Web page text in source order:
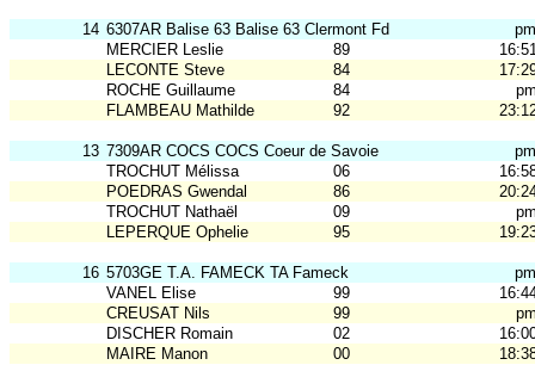
14 6307AR Balise 63 Balise 63 Clermont Fd
pm
MERCIER Leslie
89
LECONTE Steve
84
ROCHE Guillaume
84
FLAMBEAU Mathilde
92
13 7309AR COCS COCS Coeur de Savoie
pm
TROCHUT Mélissa
06
POEDRAS Gwendal
86
TROCHUT Nathaël
09
LEPERQUE Ophelie
95
16 5703GE T.A. FAMECK TA Fameck
pm
VANEL Elise
99
CREUSAT Nils
99
DISCHER Romain
02
MAIRE Manon
00